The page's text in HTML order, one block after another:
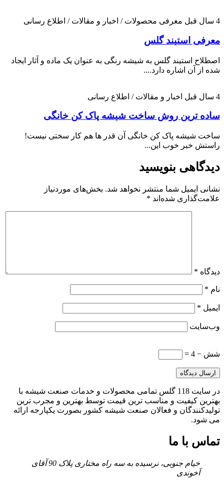
4 سال قبل معرفی محصولات / اخبار و مقالات / اطلاع رسانی
معرفی استیند گلس
اصطلاح استیند گلس به شیشه رنگی به عنوان یک ماده و آثار ایجاد
شده از آن اشاره دارد....
4 سال قبل اخبار و مقالات / اطلاع رسانی
ساده ترین روش ساخت شیشه پاک کن خانگی
ساخت شیشه پاک کن خانگی آن قدر ها هم کار سختی نیست!
راستش خبر خوب این...
دیدگاهی بنویسید
نشانی ایمیل شما منتشر نخواهد شد. بخش‌های موردنیاز
علامت‌گذاری شده‌اند *
دیدگاه *
نام *
ایمیل *
وب‌سایت
شش − 4 =
در سایت 118 گلس تمامی محصولات و خدمات صنعت شیشه با
بهترین کیفیت و مناسب ترین قیمت توسط بهترین و مجرب ترین
تولیدکنندگان و فعالان صنعت شیشه کشور بصورت یکپارجه ارائه
می شود.
تماس با ما
خیام جنوبی، نرسیده به سه راه مختاری پلاک 90 آقای
آخوندی